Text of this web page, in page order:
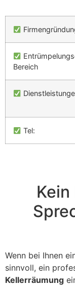
Bereich
Tel:
Kein
Wenn bei Ihnen
sinnvoll, ein
Kellerräumung